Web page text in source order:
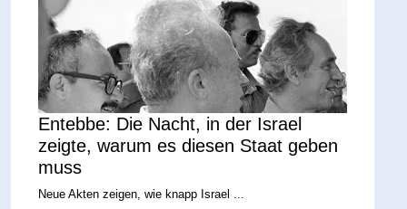
Entebbe: Die Nacht, in der Israel
zeigte, warum es diesen Staat geben
muss
Neue Akten zeigen, wie knapp Israel ...